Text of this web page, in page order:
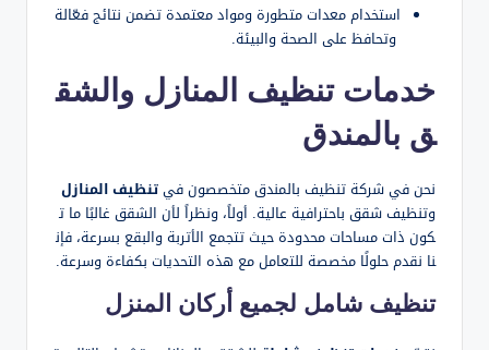
استخدام معدات متطورة ومواد معتمدة تضمن نتائج فعّالة
وتحافظ على الصحة والبيئة.
خدمات تنظيف المنازل والشق
ق بالمندق
نحن في شركة تنظيف بالمندق متخصصون فيتنظيف المنازل
وتنظيف شقق باحترافية عالية. أولاً، ونظراً لأن الشقق غالبًا ما ت
كون ذات مساحات محدودة حيث تتجمع الأتربة والبقع بسرعة، فإن
نا نقدم حلولًا مخصصة للتعامل مع هذه التحديات بكفاءة وسرعة.
تنظيف شامل لجميع أركان المنزل